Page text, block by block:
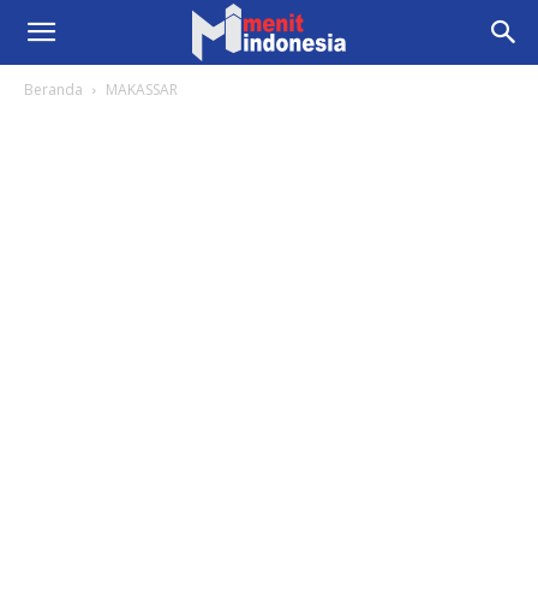
Beranda MAKASSAR